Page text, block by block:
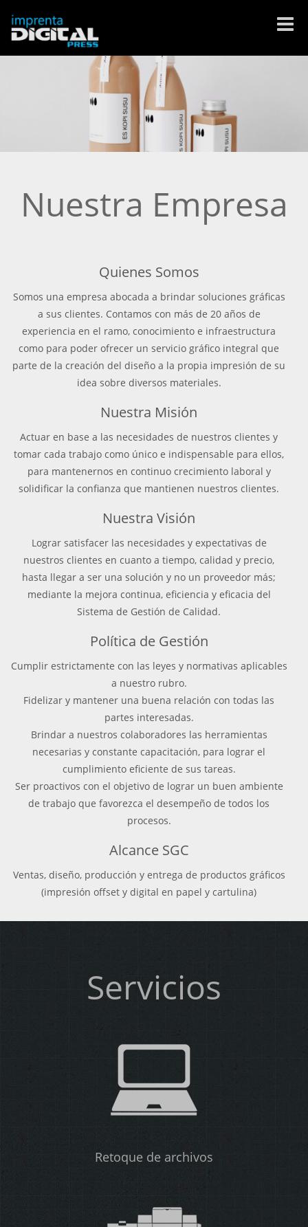
Nuestra Empresa
Quienes Somos
Somos una empresa abocada a brindar soluciones gráficas
a sus clientes. Contamos con más de 20 años de
experiencia en el ramo, conocimiento e infraestructura
como para poder ofrecer un servicio gráfico integral que
parte de la creación del diseño a la propia impresión de su
idea sobre diversos materiales.
Nuestra Misión
Actuar en base a las necesidades de nuestros clientes y
tomar cada trabajo como único e indispensable para ellos,
para mantenernos en continuo crecimiento laboral y
solidificar la confianza que mantienen nuestros clientes.
Nuestra Visión
Lograr satisfacer las necesidades y expectativas de
nuestros clientes en cuanto a tiempo, calidad y precio,
hasta llegar a ser una solución y no un proveedor más;
mediante la mejora continua, eficiencia y eficacia del
Sistema de Gestión de Calidad.
Política de Gestión
Cumplir estrictamente con las leyes y normativas aplicables
a nuestro rubro.
Fidelizar y mantener una buena relación con todas las
partes interesadas.
Brindar a nuestros colaboradores las herramientas
necesarias y constante capacitación, para lograr el
cumplimiento eficiente de sus tareas.
Ser proactivos con el objetivo de lograr un buen ambiente
de trabajo que favorezca el desempeño de todos los
procesos.
Alcance SGC
Ventas, diseño, producción y entrega de productos gráficos
(impresión offset y digital en papel y cartulina)
Servicios
Retoque de archivos